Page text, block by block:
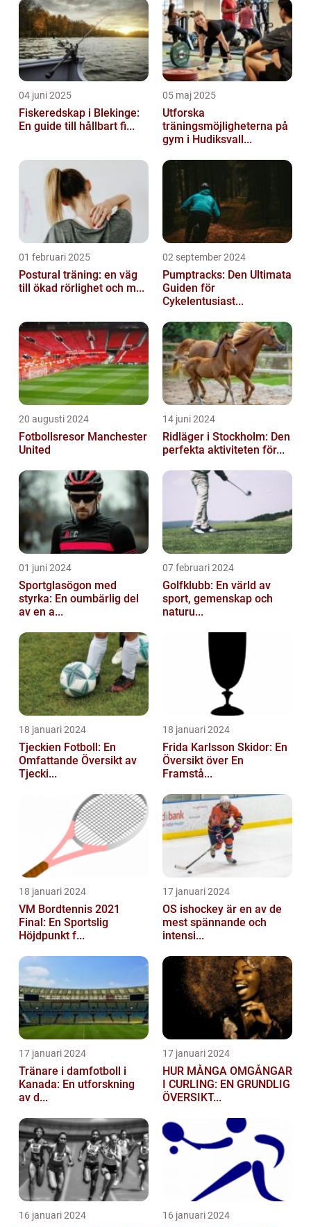
04 juni 2025
Fiskeredskap i Blekinge:
En guide till hållbart fi...
05 maj 2025
Utforska
träningsmöjligheterna på
gym i Hudiksvall...
01 februari 2025
Postural träning: en väg
till ökad rörlighet och m...
02 september 2024
Pumptracks: Den Ultimata
Guiden för
Cykelentusiast...
20 augusti 2024
Fotbollsresor Manchester
United
14 juni 2024
Ridläger i Stockholm: Den
perfekta aktiviteten för...
01 juni 2024
Sportglasögon med
styrka: En oumbärlig del
av en a...
07 februari 2024
Golfklubb: En värld av
sport, gemenskap och
naturu...
18 januari 2024
Tjeckien Fotboll: En
Omfattande Översikt av
Tjecki...
18 januari 2024
Frida Karlsson Skidor: En
Översikt över En
Framstå...
18 januari 2024
VM Bordtennis 2021
Final: En Sportslig
Höjdpunkt f...
17 januari 2024
OS ishockey är en av de
mest spännande och
intensi...
17 januari 2024
Tränare i damfotboll i
Kanada: En utforskning
av d...
17 januari 2024
HUR MÅNGA OMGÅNGAR
I CURLING: EN GRUNDLIG
ÖVERSIKT...
16 januari 2024 16 januari 2024